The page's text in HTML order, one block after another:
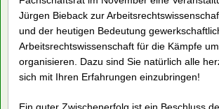
Erhöhung der Finanzierung einzutreten.
Beschlüsse und eine Statement-Kampagne
www.fsr-sozialoekonomie.de/
Wir rufen alle Mitglieder der GdFF dazu auf,
Kampagne zu beteiligen, ein Statement zur